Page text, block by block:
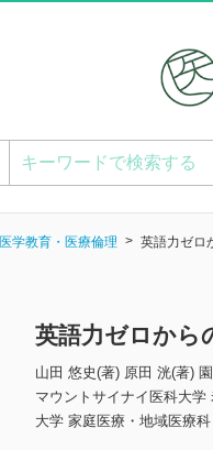
医学教育・医療倫理 英語力ゼロ
英語力ゼロから
山田 悠史(著) 原田 洸(著)
マウントサイナイ医科大
大学 家庭医療・地域医療科